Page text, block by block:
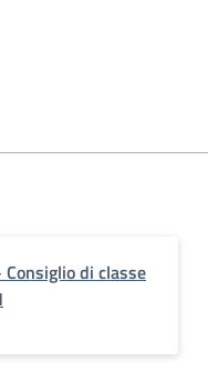
di classe